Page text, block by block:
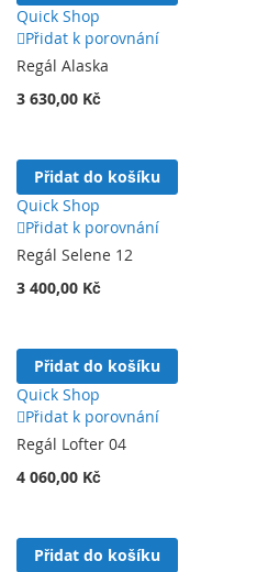
Quick Shop
Přidat k porovnání
Regál Alaska
3 630,00 Kč
Přidat do košíku
Quick Shop
Přidat k porovnání
Regál Selene 12
3 400,00 Kč
Přidat do košíku
Quick Shop
Přidat k porovnání
Regál Lofter 04
4 060,00 Kč
Přidat do košíku